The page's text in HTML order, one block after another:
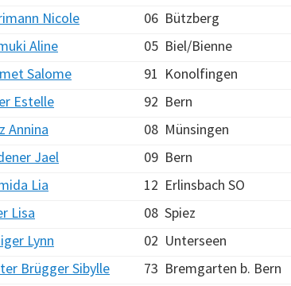
Nicole 06 Bützberg
Aline 05 Biel/Bienne
Salome 91 Konolfingen
Estelle 92 Bern
Annina 08 Münsingen
Jael 09 Bern
Lia 12 Erlinsbach SO
Lisa 08 Spiez
Lynn 02 Unterseen
Brügger Sibylle 73 Bremgarten b. Bern